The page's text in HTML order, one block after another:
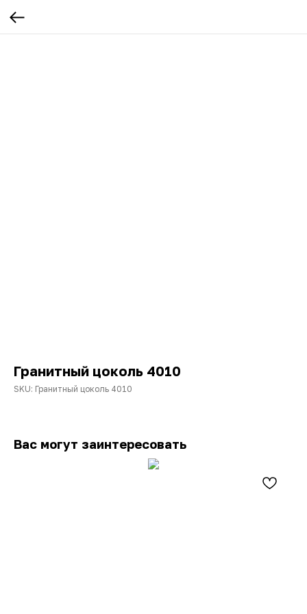
Гранитный цоколь 4010
SKU: Гранитный цоколь 4010
Вас могут заинтересовать